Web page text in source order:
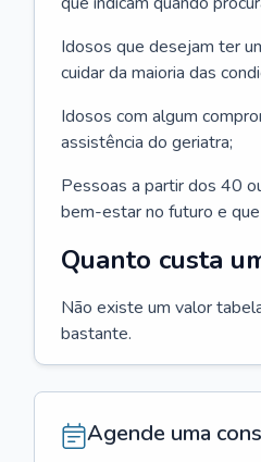
Idosos que desejam ter
cuidar da maioria das
Idosos com algum
assistência do geriatra;
Pessoas a partir dos 40
bem-estar no futuro e
Quanto custa
Não existe um valor
bastante.
Agende uma